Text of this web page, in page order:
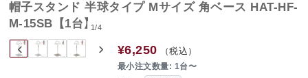
‹ ›
1/4
帽子スタンド 半球タイプ Mサイズ 角ベース HAT-HF-
M-15SB【1台】
¥6,250 （税込）
最小注文数量: 1台〜